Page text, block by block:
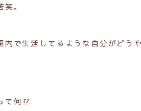
。
内で生活してるような自分がどう
て何⁉︎